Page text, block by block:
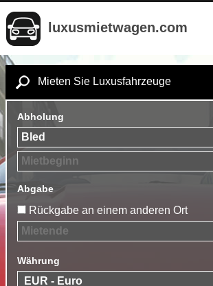
luxusmietwagen.com
Mieten Sie Luxusfahrzeuge
Abholung
Abgabe
Rückgabe an einem anderen Ort
Währung